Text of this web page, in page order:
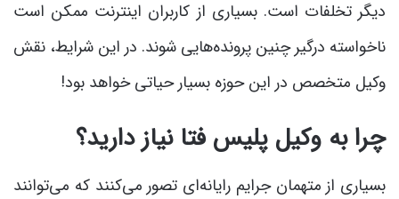
دیگر تخلفات است. بسیاری از کاربران اینترنت ممکن است
ناخواسته درگیر چنین پرونده‌هایی شوند. در این شرایط، نقش
وکیل متخصص در این حوزه بسیار حیاتی خواهد بود!
چرا به وکیل پلیس فتا نیاز دارید؟
بسیاری از متهمان جرایم رایانه‌ای تصور می‌کنند که می‌توانند